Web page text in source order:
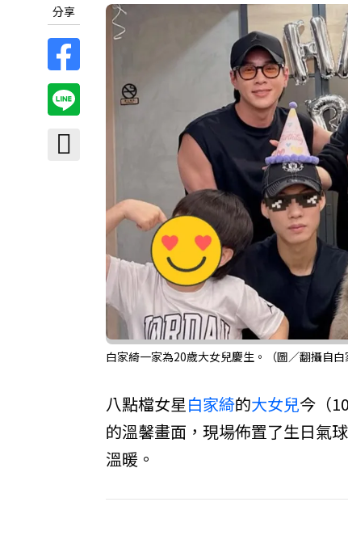
分享
白家綺一家為20歲大女兒慶生。（圖／翻攝自白
八點檔女星白家綺的大女兒今（
的溫馨畫面，現場佈置了生日氣
溫暖。